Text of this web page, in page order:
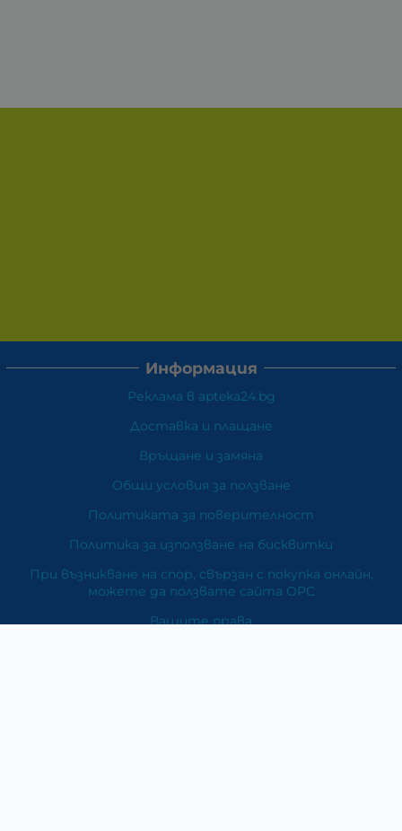
Информация
Реклама в apteka24.bg
Доставка и плащане
Връщане и замяна
Общи условия за ползване
Политиката за поверителност
Политика за използване на бисквитки
При възникване на спор, свързан с покупка онлайн,
можете да ползвате сайта ОРС
Вашите права